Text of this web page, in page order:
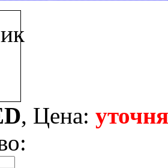
, Цена: